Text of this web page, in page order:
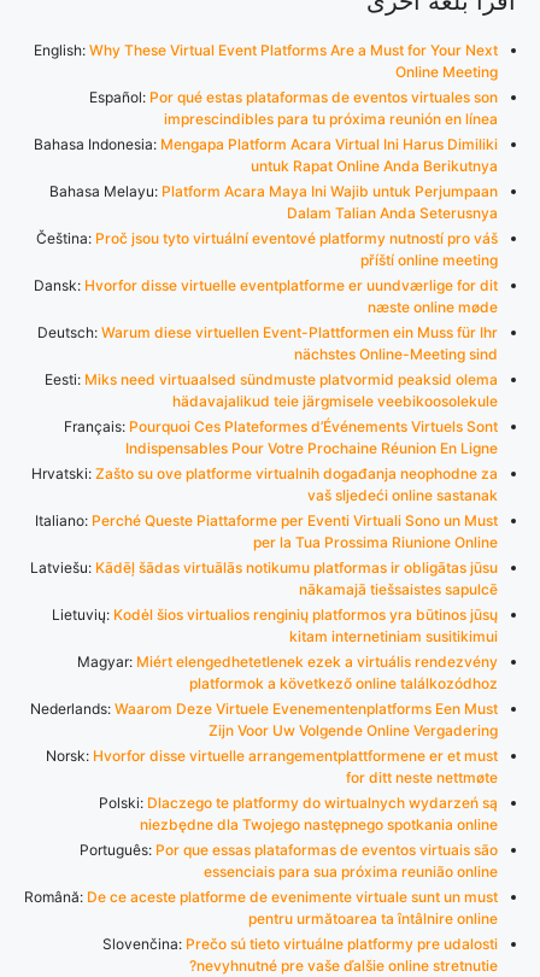
English: Why These Virtual Event Platforms Are a Must for Your Next
Online Meeting
Español: Por qué estas plataformas de eventos virtuales son
imprescindibles para tu próxima reunión en línea
Bahasa Indonesia: Mengapa Platform Acara Virtual Ini Harus Dimiliki
untuk Rapat Online Anda Berikutnya
Bahasa Melayu: Platform Acara Maya Ini Wajib untuk Perjumpaan
Dalam Talian Anda Seterusnya
Čeština: Proč jsou tyto virtuální eventové platformy nutností pro váš
příští online meeting
Dansk: Hvorfor disse virtuelle eventplatforme er uundværlige for dit
næste online møde
Deutsch: Warum diese virtuellen Event-Plattformen ein Muss für Ihr
nächstes Online-Meeting sind
Eesti: Miks need virtuaalsed sündmuste platvormid peaksid olema
hädavajalikud teie järgmisele veebikoosolekule
Français: Pourquoi Ces Plateformes d’Événements Virtuels Sont
Indispensables Pour Votre Prochaine Réunion En Ligne
Hrvatski: Zašto su ove platforme virtualnih događanja neophodne za
vaš sljedeći online sastanak
Italiano: Perché Queste Piattaforme per Eventi Virtuali Sono un Must
per la Tua Prossima Riunione Online
Latviešu: Kādēļ šādas virtuālās notikumu platformas ir obligātas jūsu
nākamajā tiešsaistes sapulcē
Lietuvių: Kodėl šios virtualios renginių platformos yra būtinos jūsų
kitam internetiniam susitikimui
Magyar: Miért elengedhetetlenek ezek a virtuális rendezvény
platformok a következő online találkozódhoz
Nederlands: Waarom Deze Virtuele Evenementenplatforms Een Must
Zijn Voor Uw Volgende Online Vergadering
Norsk: Hvorfor disse virtuelle arrangementplattformene er et must
for ditt neste nettmøte
Polski: Dlaczego te platformy do wirtualnych wydarzeń są
niezbędne dla Twojego następnego spotkania online
Português: Por que essas plataformas de eventos virtuais são
essenciais para sua próxima reunião online
Română: De ce aceste platforme de evenimente virtuale sunt un must
pentru următoarea ta întâlnire online
Slovenčina: Prečo sú tieto virtuálne platformy pre udalosti
nevyhnutné pre vaše ďalšie online stretnutie?